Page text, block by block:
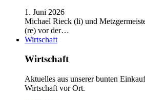
1. Juni 2026
Michael Rieck (li) und
(re) vor der…
Wirtschaft
Wirtschaft
Aktuelles aus unserer bunten
Wirtschaft vor Ort.